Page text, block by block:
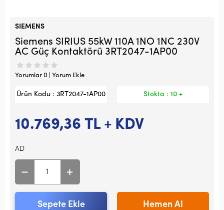
SIEMENS
Siemens SIRIUS 55kW 110A 1NO 1NC 230V
AC Güç Kontaktörü 3RT2047-1AP00
Yorumlar 0 | Yorum Ekle
Ürün Kodu : 3RT2047-1AP00 Stokta : 10 +
10.769,36 TL + KDV
AD
Sepete Ekle Hemen Al